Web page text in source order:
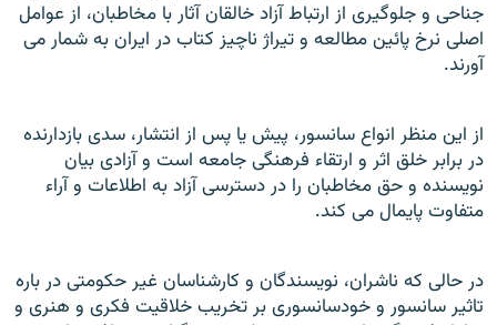
جناحی و جلوگيری از ارتباط آزاد خالقان آثار با مخاطبان، از عوامل
اصلی نرخ پائين مطالعه و تيراژ ناچيز کتاب در ايران به شمار می
آورند.
از اين منظر انواع سانسور، پيش يا پس از انتشار، سدی بازدارنده
در برابر خلق اثر و ارتقاء فرهنگی جامعه است و آزادی بيان
نويسنده و حق مخاطبان را در دسترسی آزاد به اطلاعات و آراء
متفاوت پايمال می کند.
در حالی که ناشران، نويسندگان و کارشناسان غير حکومتی در باره
تاثير سانسور و خودسانسوری بر تخريب خلاقيت فکری و هنری و